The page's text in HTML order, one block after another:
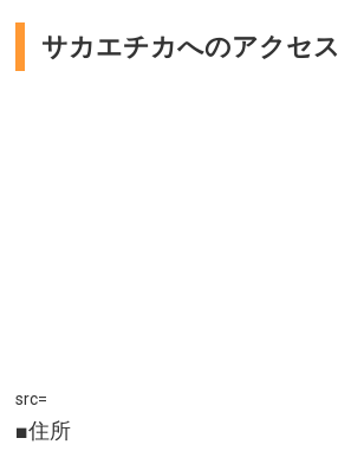
サカエチカへのアクセス
src=
■住所